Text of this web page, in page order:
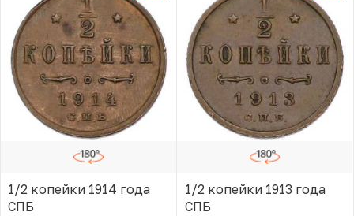
1/2 копейки 1914 года
СПБ
1/2 копейки 1913 года
СПБ